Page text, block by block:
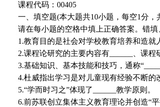
课程代码：00405
一、填空题(本大题共10小题，每空1分，
请在每小题的空格中填上正确答案。错填
1.教育目的是社会对学校教育培养和造就
2.课程论研究的主要内容有______、课
3.基础知识、基本技能和技巧，通称
4.杜威指出学习是对儿童现有经验不断的
5.“学而时习之”体现了______教学原则。
6.前苏联创立集体主义教育理论并创造“平